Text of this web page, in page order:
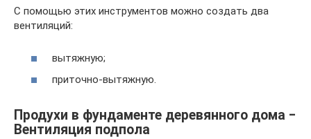
С помощью этих инструментов можно создать два
вентиляций:
вытяжную;
приточно-вытяжную.
Продухи в фундаменте деревянного дома ‒
Вентиляция подпола